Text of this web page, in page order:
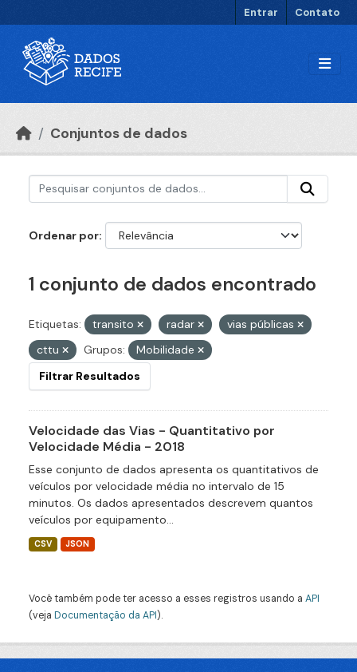
Entrar Contato
Conjuntos de dados
Ordenar por
1 conjunto de dados encontrado
Etiquetas: transito radar
vias públicas
cttu
Grupos:
Mobilidade
Filtrar Resultados
Velocidade das Vias - Quantitativo por
Velocidade Média - 2018
Esse conjunto de dados apresenta os quantitativos de
veículos por velocidade média no intervalo de 15
minutos. Os dados apresentados descrevem quantos
veículos por equipamento...
CSV JSON
Você também pode ter acesso a esses registros usando a API
(veja Documentação da API).